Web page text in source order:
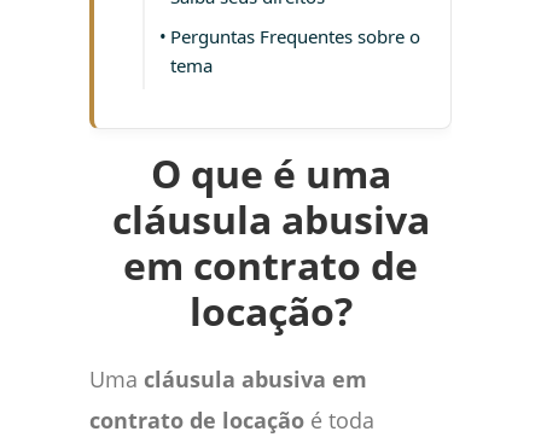
Perguntas Frequentes sobre o
tema
O que é uma
cláusula abusiva
em contrato de
locação?
Uma cláusula abusiva em
contrato de locação é toda